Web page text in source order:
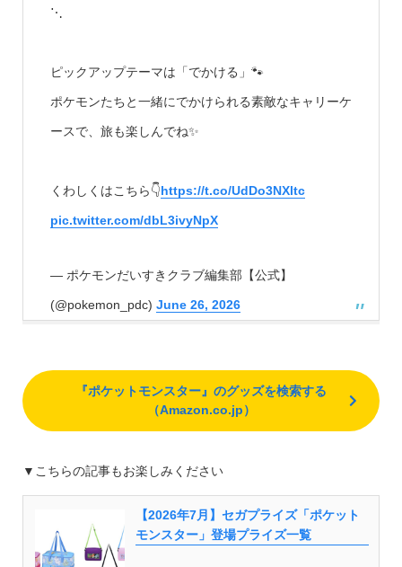
⋱
ピックアップテーマは「でかける」🐾
ポケモンたちと一緒にでかけられる素敵なキャリーケ
ースで、旅も楽しんでね✨
くわしくはこちら👇https://t.co/UdDo3NXltc
pic.twitter.com/dbL3ivyNpX
— ポケモンだいすきクラブ編集部【公式】
(@pokemon_pdc) June 26, 2026
『ポケットモンスター』のグッズを検索する
（Amazon.co.jp）
▼こちらの記事もお楽しみください
【2026年7月】セガプライズ「ポケット
モンスター」登場プライズ一覧